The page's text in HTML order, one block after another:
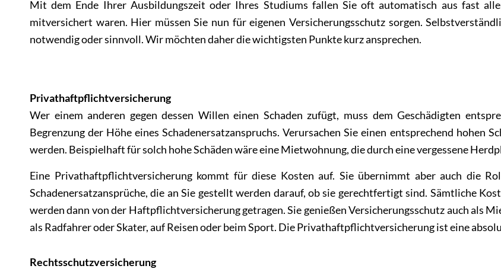
Mit dem Ende Ihrer Ausbildungszeit oder Ihres Studiums fallen Sie oft automatisch aus fast
mitversichert waren. Hier müssen Sie nun für eigenen Versicherungsschutz sorgen.
notwendig oder sinnvoll. Wir möchten daher die wichtigsten Punkte kurz ansprechen.
Privathaftpflichtversicherung
Wer einem anderen gegen dessen Willen einen Schaden zufügt, muss dem Geschädigten
Begrenzung der Höhe eines Schadenersatzanspruchs. Verursachen Sie einen entsprechend hohen
werden. Beispielhaft für solch hohe Schäden wäre eine Mietwohnung, die durch eine vergessene
Eine Privathaftpflichtversicherung kommt für diese Kosten auf. Sie übernimmt aber auch die
Schadenersatzansprüche, die an Sie gestellt werden darauf, ob sie gerechtfertigt sind. Sämtliche
werden dann von der Haftpflichtversicherung getragen. Sie genießen Versicherungsschutz auch als
als Radfahrer oder Skater, auf Reisen oder beim Sport. Die Privathaftpflichtversicherung ist eine
Rechtsschutzversicherung